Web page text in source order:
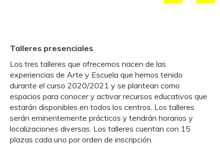
Talleres presenciales
Los tres talleres que ofrecemos nacen de las
experiencias de Arte y Escuela que hemos tenido
durante el curso 2020/2021 y se plantean como
espacios para conocer y activar recursos educativos que
estarán disponibles en todos los centros. Los talleres
serán eminentemente prácticos y tendrán horarios y
localizaciones diversas. Los talleres cuentan con 15
plazas cada uno por orden de inscripción.